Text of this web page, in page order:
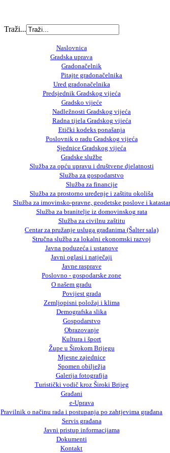
Traži...
Naslovnica
Gradska uprava
Gradonačelnik
Pitajte gradonačelnika
Ured gradonačelnika
Predsjednik Gradskog vijeća
Gradsko vijeće
Nadležnosti Gradskog vijeća
Radna tijela Gradskog vijeća
Etički kodeks ponašanja
Poslovnik o radu Gradskog vijeća
Sjednice Gradskog vijeća
Gradske službe
Služba za opću upravu i društvene djelatnosti
Služba za gospodarstvo
Služba za financije
Služba za prostorno uređenje i zaštitu okoliša
Služba za imovinsko-pravne, geodetske poslove i katastar
Služba za branitelje iz domovinskog rata
Služba za civilnu zaštitu
Centar za pružanje usluga građanima (Šalter sala)
Stručna služba za lokalni ekonomski razvoj
Javna poduzeća i ustanove
Javni oglasi i natječaji
Javne rasprave
Poslovno - gospodarske zone
O našem gradu
Povijest grada
Zemljopisni položaj i klima
Demografska slika
Gospodarstvo
Obrazovanje
Kultura i šport
Župe u Širokom Brijegu
Mjesne zajednice
Spomen obilježja
Galerija fotografija
Turistički vodič kroz Široki Brijeg
Građani
e-Uprava
Pravilnik o načinu rada i postupanja po zahtjevima građana
Servis građana
Javni pristup informacijama
Dokumenti
Kontakt